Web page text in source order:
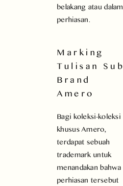
belakang atau dalam
perhiasan.
Marking
Tulisan Sub
Brand
Amero
Bagi koleksi-koleksi
khusus Amero,
terdapat sebuah
trademark untuk
menandakan bahwa
perhiasan tersebut